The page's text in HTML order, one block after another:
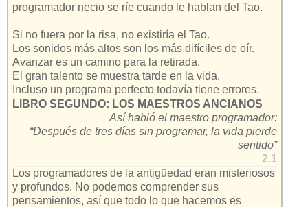
programador necio se ríe cuando le hablan del Tao.
Si no fuera por la risa, no existiría el Tao.
Los sonidos más altos son los más difíciles de oír.
Avanzar es un camino para la retirada.
El gran talento se muestra tarde en la vida.
Incluso un programa perfecto todavía tiene errores.
LIBRO SEGUNDO: LOS MAESTROS ANCIANOS
Así habló el maestro programador:
“Después de tres días sin programar, la vida pierde
sentido”
2.1
Los programadores de la antigüedad eran misteriosos
y profundos. No podemos comprender sus
pensamientos, así que todo lo que hacemos es